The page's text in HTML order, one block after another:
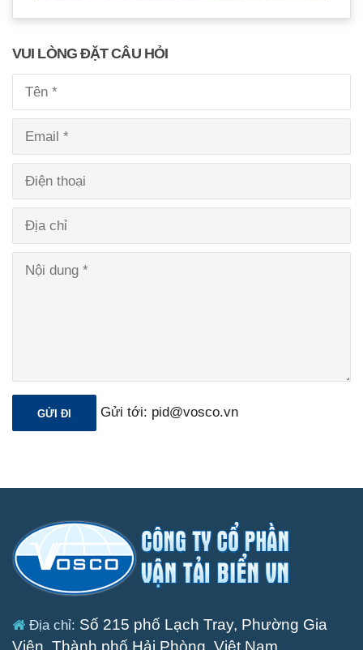
VUI LÒNG ĐẶT CÂU HỎI
Gửi tới: pid@vosco.vn
Địa chỉ: Số 215 phố Lạch Tray, Phường Gia
Viên, Thành phố Hải Phòng, Việt Nam